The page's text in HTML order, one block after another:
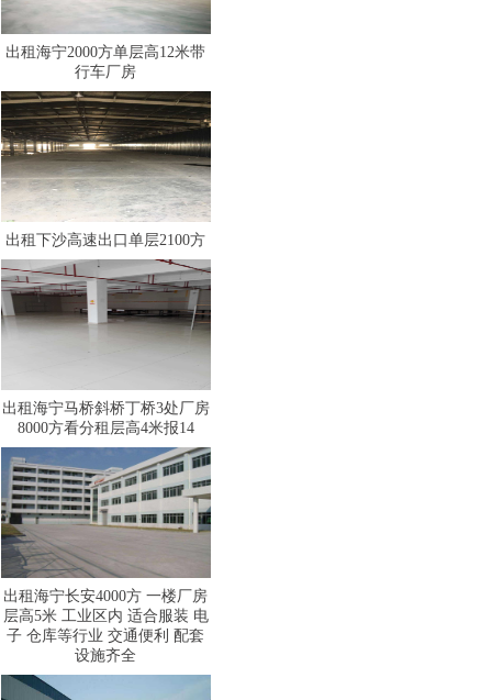
出租海宁2000方单层高12米带
行车厂房
出租下沙高速出口单层2100方
出租海宁马桥斜桥丁桥3处厂房
8000方看分租层高4米报14
出租海宁长安4000方 一楼厂房
层高5米 工业区内 适合服装 电
子 仓库等行业 交通便利 配套
设施齐全